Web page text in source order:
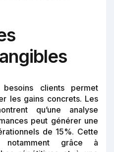
besoins clients permet
les gains concrets. Les
qu’une analyse
peut générer une
de 15%. Cette
notamment grâce à